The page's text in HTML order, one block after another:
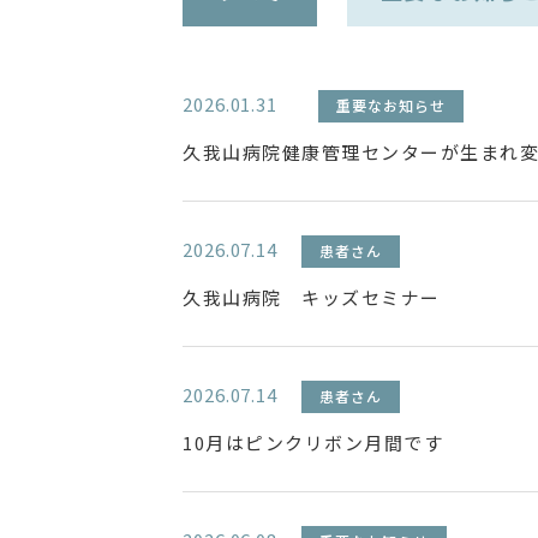
2026.01.31 重要なお知らせ
久我山病院健康管理センターが生まれ変
2026.07.14 患者さん
久我山病院 キッズセミナー
2026.07.14 患者さん
10月はピンクリボン月間です